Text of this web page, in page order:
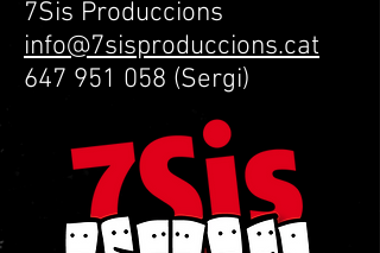
7Sis Produccions
info@7sisproduccions.cat
647 951 058 (Sergi)